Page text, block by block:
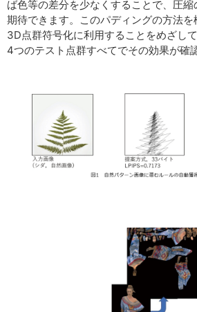
ば色等の差分を少なくすることで、圧
期待できます。このパディングの方法
3D点群符号化に利用することをめざし
4つのテスト点群すべてでその効果が確